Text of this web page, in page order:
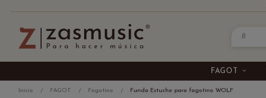
FAGOT
Inicio FAGOT Fagotino Funda Estuche para fagotino WOLF